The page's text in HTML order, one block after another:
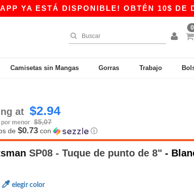
DISPONIBLE! OBTÉN 10$ DE
0
Camisetas sin Mangas Gorras Trabajo
at $2.94
por menor $5,07
de $0.73 con ⓘ
SP08 - Tuque de punto de 8" -
elegir color